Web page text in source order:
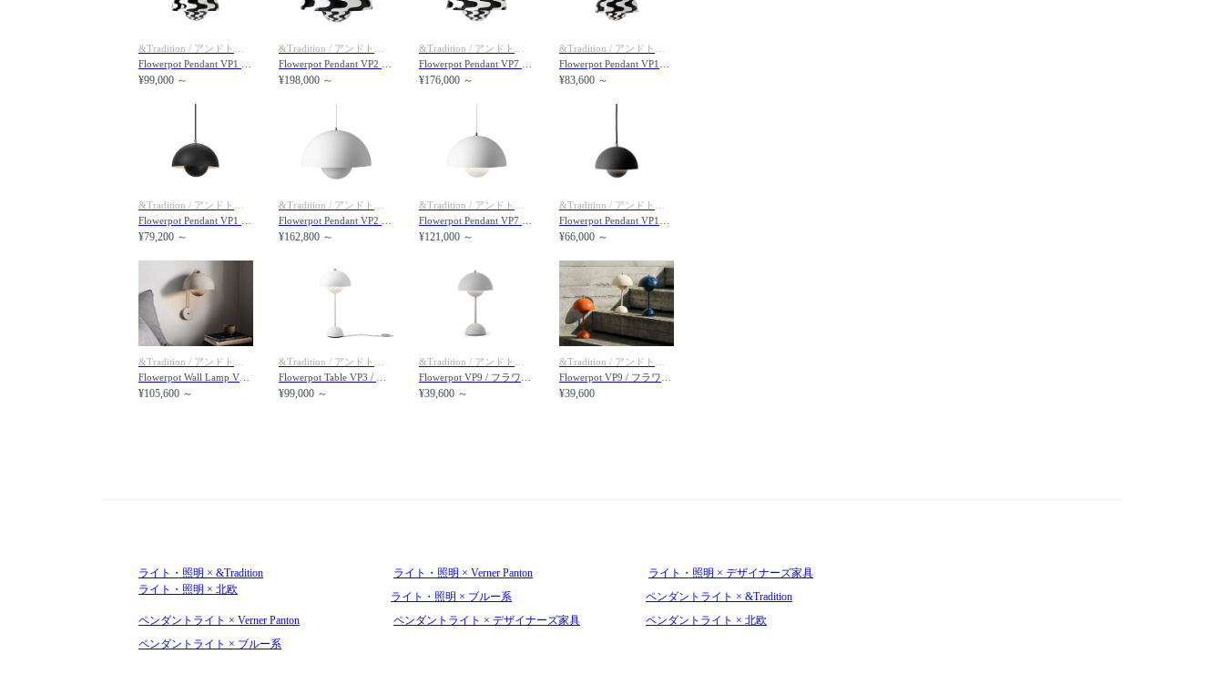
¥99,000 ～ ¥198,000 ～ ¥176,000 ～ ¥83,600 ～
¥79,200 ～ ¥162,800 ～ ¥121,000 ～ ¥66,000 ～
¥105,600 ～ ¥99,000 ～ ¥39,600 ～ ¥39,600
ライト・照明 × &Tradition ライト・照明 × Verner Panton
ライト・照明 × デザイナーズ家具
ライト・照明 × 北欧
ライト・照明 × ブルー系
ペンダントライト × &Tradition
ペンダントライト × Verner Panton
ペンダントライト × デザイナーズ家具
ペンダントライト × 北欧
ペンダントライト × ブルー系